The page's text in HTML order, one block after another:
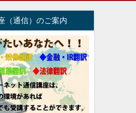
テーション動画） 文芸（プレゼンテーショ
（通信）のご案内